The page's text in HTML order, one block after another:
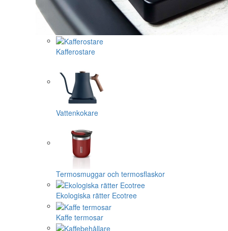
Kafferostare
Vattenkokare
Termosmuggar och termosflaskor
Ekologiska rätter Ecotree
Kaffe termosar